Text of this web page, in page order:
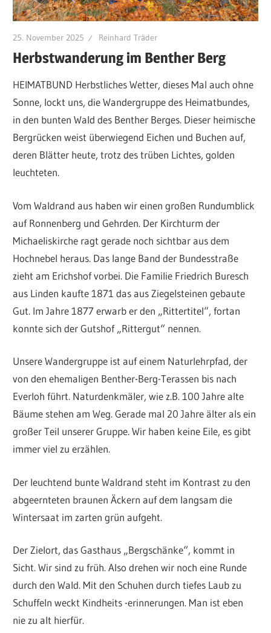
25. November 2025 Reinhard Träder
Herbstwanderung im Benther Berg
HEIMATBUND Herbstliches Wetter, dieses Mal auch ohne
Sonne, lockt uns, die Wandergruppe des Heimatbundes,
in den bunten Wald des Benther Berges. Dieser heimische
Bergrücken weist überwiegend Eichen und Buchen auf,
deren Blätter heute, trotz des trüben Lichtes, golden
leuchteten.
Vom Waldrand aus haben wir einen großen Rundumblick
auf Ronnenberg und Gehrden. Der Kirchturm der
Michaeliskirche ragt gerade noch sichtbar aus dem
Hochnebel heraus. Das lange Band der Bundesstraße
zieht am Erichshof vorbei. Die Familie Friedrich Buresch
aus Linden kaufte 1871 das aus Ziegelsteinen gebaute
Gut. Im Jahre 1877 erwarb er den „Rittertitel“, fortan
konnte sich der Gutshof „Rittergut“ nennen.
Unsere Wandergruppe ist auf einem Naturlehrpfad, der
von den ehemaligen Benther-Berg-Terassen bis nach
Everloh führt. Naturdenkmäler, wie z.B. 100 Jahre alte
Bäume stehen am Weg. Gerade mal 20 Jahre älter als ein
großer Teil unserer Gruppe. Wir haben keine Eile, es gibt
immer viel zu erzählen.
Der leuchtend bunte Waldrand steht im Kontrast zu den
abgeernteten braunen Äckern auf dem langsam die
Wintersaat im zarten grün aufgeht.
Der Zielort, das Gasthaus „Bergschänke“, kommt in
Sicht. Wir sind zu früh. Also drehen wir noch eine Runde
durch den Wald. Mit den Schuhen durch tiefes Laub zu
Schuffeln weckt Kindheits -erinnerungen. Man ist eben
nie zu alt hierfür.